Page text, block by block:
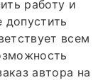
работу и
допустить
всем
автора на